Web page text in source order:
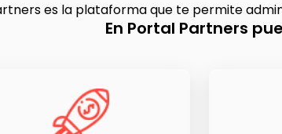
es la plataforma que te permite
En Portal Partners